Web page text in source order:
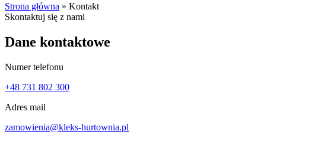
Strona główna » Kontakt
Skontaktuj się z nami
Dane kontaktowe
Numer telefonu
+48 731 802 300
Adres mail
zamowienia@kleks-hurtownia.pl